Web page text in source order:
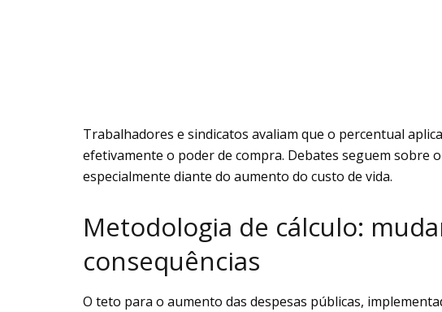
Trabalhadores e sindicatos avaliam que o percentual
efetivamente o poder de compra. Debates seguem sobre
especialmente diante do aumento do custo de vida.
Metodologia de cálculo:
consequências
O teto para o aumento das despesas públicas,